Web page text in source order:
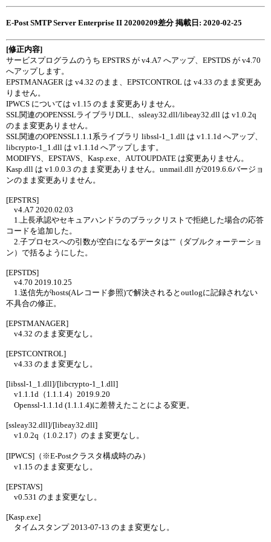
E-Post SMTP Server Enterprise II 20200209差分 掲載日: 2020-02-25
[修正内容]
サービスプログラムのうち EPSTRS が v4.A7 へアップ、EPSTDS が v4.70
へアップします。
EPSTMANAGER は v4.32 のまま、EPSTCONTROL は v4.33 のまま変更あ
りません。
IPWCS については v1.15 のまま変更ありません。
SSL関連のOPENSSLライブラリDLL、ssleay32.dll/libeay32.dll は v1.0.2q
のまま変更ありません。
SSL関連のOPENSSL1.1.1系ライブラリ libssl-1_1.dll は v1.1.1d へアップ、
libcrypto-1_1.dll は v1.1.1d へアップします。
MODIFYS、EPSTAVS、Kasp.exe、AUTOUPDATE は変更ありません。
Kasp.dll は v1.0.0.3 のまま変更ありません。unmail.dll が2019.6.6バージョ
ンのまま変更ありません。
[EPSTRS]
v4.A7 2020.02.03
1.上長承認やセキュアハンドラのブラックリストで拒絶した場合の応答
コードを追加した。
2.子プロセスへの引数が空白になるデータは""（ダブルクォーテーショ
ン）で括るようにした。
[EPSTDS]
v4.70 2019.10.25
1.送信先がhosts(Aレコード参照)で解決されるとoutlogに記録されない
不具合の修正。
[EPSTMANAGER]
v4.32 のまま変更なし。
[EPSTCONTROL]
v4.33 のまま変更なし。
[libssl-1_1.dll]/[libcrypto-1_1.dll]
v1.1.1d（1.1.1.4）2019.9.20
Openssl-1.1.1d (1.1.1.4)に差替えたことによる変更。
[ssleay32.dll]/[libeay32.dll]
v1.0.2q（1.0.2.17）のまま変更なし。
[IPWCS]（※E-Postクラスタ構成時のみ）
v1.15 のまま変更なし。
[EPSTAVS]
v0.531 のまま変更なし。
[Kasp.exe]
タイムスタンプ 2013-07-13 のまま変更なし。